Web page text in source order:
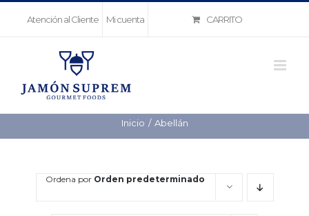
Atención al Cliente Mi cuenta CARRITO
Inicio Abellán
Ordena por Orden predeterminado